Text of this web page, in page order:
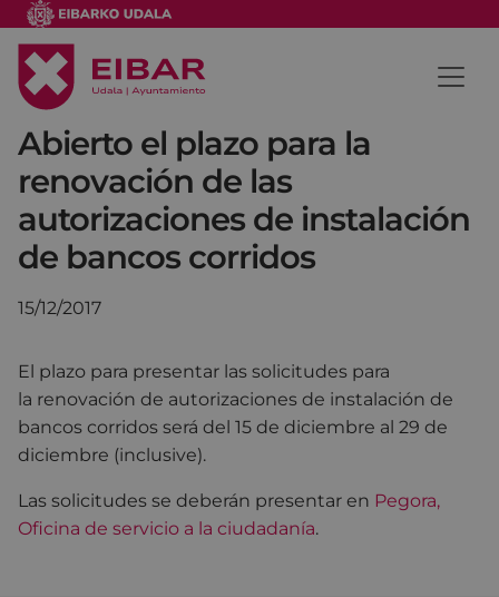
Abierto el plazo para la
renovación de las
autorizaciones de instalación
de bancos corridos
15/12/2017
El plazo para presentar las solicitudes para
la renovación de autorizaciones de instalación de
bancos corridos será del 15 de diciembre al 29 de
diciembre (inclusive).
Las solicitudes se deberán presentar en Pegora,
Oficina de servicio a la ciudadanía.